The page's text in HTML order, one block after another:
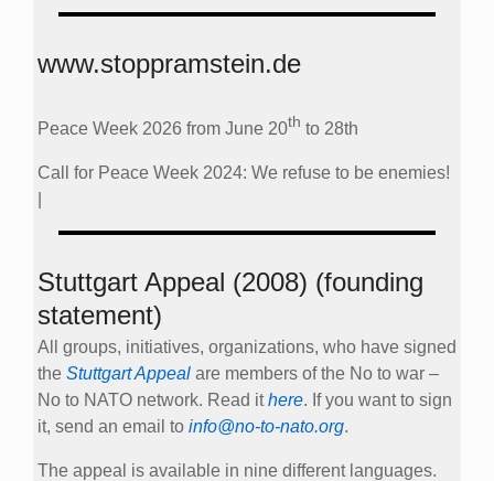
www.stoppramstein.de
Peace Week 2026 from June 20th to 28th
Call for Peace Week 2024: We refuse to be enemies!
Stuttgart Appeal (2008) (founding
statement)
All groups, initiatives, organizations, who have signed
the Stuttgart Appeal are members of the No to war –
No to NATO network. Read ithere. If you want to sign
it, send an email to info@no-to-nato.org.
The appeal is available in nine different languages.